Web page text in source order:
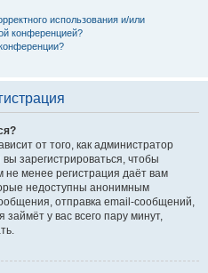
использования и/или
конференцией?
от того, как администратор
зарегистрироваться, чтобы
менее регистрация даёт вам
недоступны анонимным
отправка email-сообщений,
займёт у вас всего пару минут,